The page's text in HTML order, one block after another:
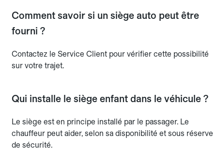
Comment savoir si un siège auto peut être
fourni ?
Contactez le Service Client pour vérifier cette possibilité
sur votre trajet.
Qui installe le siège enfant dans le véhicule ?
Le siège est en principe installé par le passager. Le
chauffeur peut aider, selon sa disponibilité et sous réserve
de sécurité.